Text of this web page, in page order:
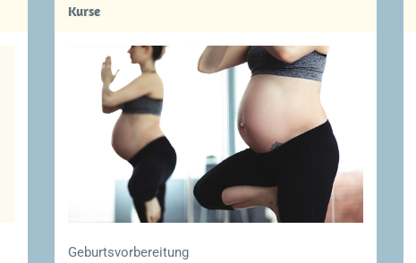
Kurse
Geburtsvorbereitung